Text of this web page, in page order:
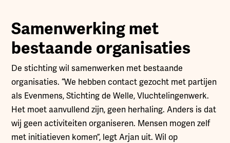
Samenwerking met
bestaande organisaties
De stichting wil samenwerken met bestaande
organisaties. “We hebben contact gezocht met partijen
als Evenmens, Stichting de Welle, Vluchtelingenwerk.
Het moet aanvullend zijn, geen herhaling. Anders is dat
wij geen activiteiten organiseren. Mensen mogen zelf
met initiatieven komen”, legt Arjan uit. Wil op